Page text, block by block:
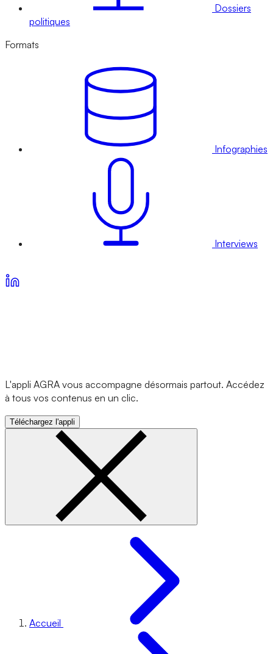
Dossiers
politiques
Formats
Infographies
Interviews
L'appli AGRA vous accompagne désormais partout. Accédez
à tous vos contenus en un clic.
Téléchargez l'appli
Accueil